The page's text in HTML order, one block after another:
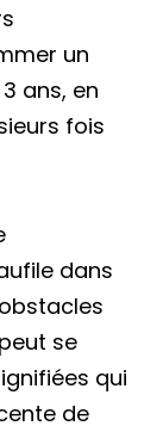
un
ans, en
fois
dans
se
qui
de